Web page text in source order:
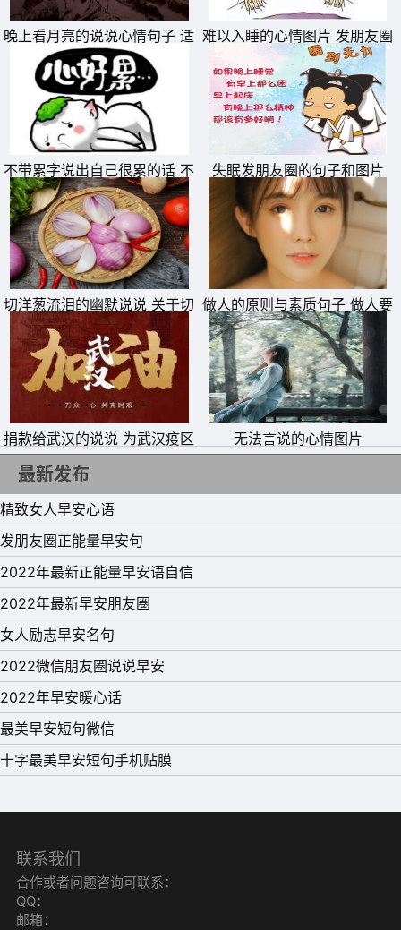
6、当你自己对自己微笑，世界上就没有烦恼的事情能缠住
你;当你对自己非常真诚的时候，世界上没有人能欺骗你。
在人间，什么路都可以走，——唯独绝路不能走;什么路都
可以选择，——唯独歧途不能选择。人生的道路很挫折，但
是我们要昂首阔步地走上坡，你会避开很多弯路、小路、险
路。
7、所谓勇气，就是不断经历失败，但是从不丧失热情。只
有懂得放下，才能掌握当下。曾经拥有的,不要忘记;已经得
到的,更加珍惜;属于自己的，不要放弃;已经失去的，留作回
忆;想要得到的，一定要努力。
8、努力是人生该有的态度，目标是努力必须的添加剂。生
命只有奋斗出来的精彩，从来没有等待出来的辉煌!畏首畏
尾，止步不前，那只是懦弱的表现，真正的强者，有了目
标，无所畏惧，奋发进取，勇往直前，给自己一个梦，给梦
一个实现的可能，给自己一场奋斗的机会，未来还有无限可
能!
9、人生的高度，那是要自信撑起来的。人与人相比，只有
境遇的不同，成功者，也都不是三头六臂之人。很多时候，
我们不是欠缺成功的筹码，而是欠缺自信。所有的路，只有
你脚踩上去了才知其远近和曲折。
10、别等到生活为难你，才后悔昨天为什么不努力。有时生
活很公平，你放任不努力，它就会在你有难的时候撒手不
晚上看月亮的说说心情句子 适
合拍月亮照片发朋友圈的文案
难以入睡的心情图片 发朋友圈
专用失眠配图
不带累字说出自己很累的话 不
带累字表达自己累的句子
失眠发朋友圈的句子和图片
切洋葱流泪的幽默说说 关于切
洋葱流泪的句子
做人的原则与素质句子 做人要
有底线的说说
捐款给武汉的说说 为武汉疫区
抗击疫情捐钱的句子
无法言说的心情图片
最新发布
精致女人早安心语
发朋友圈正能量早安句
2022年最新正能量早安语自信
2022年最新早安朋友圈
女人励志早安名句
2022微信朋友圈说说早安
2022年早安暖心话
最美早安短句微信
十字最美早安短句手机贴膜
联系我们
合作或者问题咨询可联系：
QQ：
邮箱：